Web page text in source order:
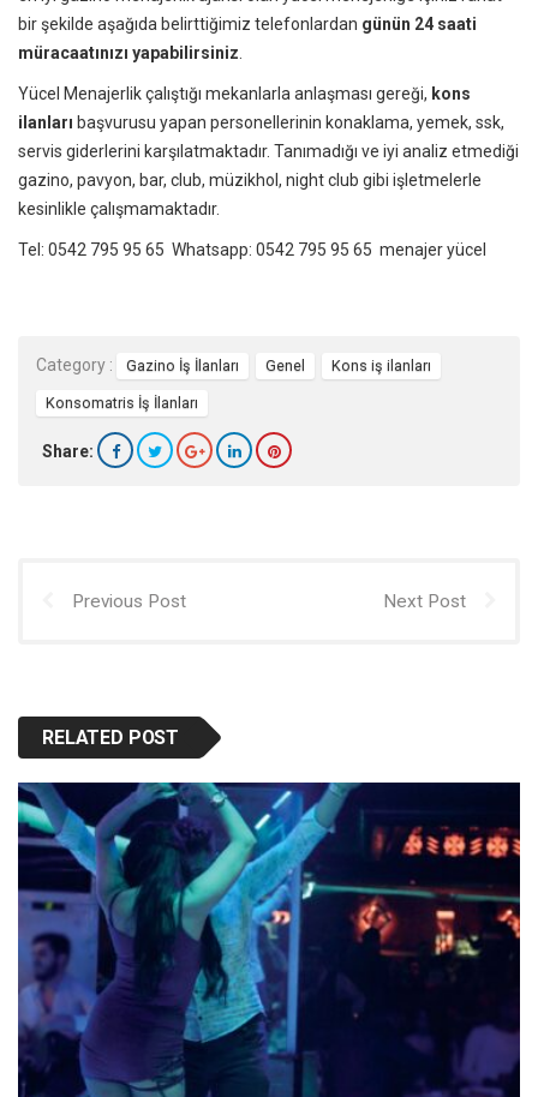
bir şekilde aşağıda belirttiğimiz telefonlardan günün 24 saati
müracaatınızı yapabilirsiniz
Yücel Menajerlik çalıştığı mekanlarla anlaşması gereği, kons
ilanları başvurusu yapan personellerinin konaklama, yemek, ssk,
servis giderlerini karşılatmaktadır. Tanımadığı ve iyi analiz etmediği
gazino, pavyon, bar, club, müzikhol, night club gibi işletmelerle
kesinlikle çalışmamaktadır.
Tel: 0542 795 95 65 Whatsapp: 0542 795 95 65 menajer yücel
Category : Gazino İş İlanları Genel Kons iş ilanları
Konsomatris İş İlanları
Share:
Previous Post Next Post
RELATED POST